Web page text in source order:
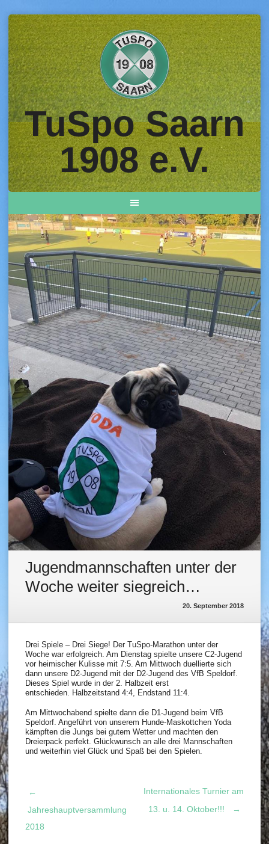
Skip
to
content
TuSpo Saarn
1908 e.V.
Jugendmannschaften unter der
Woche weiter siegreich…
20. September 2018
Drei Spiele – Drei Siege! Der TuSpo-Marathon unter der
Woche war erfolgreich. Am Dienstag spielte unsere C2-Jugend
vor heimischer Kulisse mit 7:5. Am Mittwoch duellierte sich
dann unsere D2-Jugend mit der D2-Jugend des VfB Speldorf.
Dieses Spiel wurde in der 2. Halbzeit erst
entschieden. Halbzeitstand 4:4, Endstand 11:4.
Am Mittwochabend spielte dann die D1-Jugend beim VfB
Speldorf. Angeführt von unserem Hunde-Maskottchen Yoda
kämpften die Jungs bei gutem Wetter und machten den
Dreierpack perfekt. Glückwunsch an alle drei Mannschaften
und weiterhin viel Glück und Spaß bei den Spielen.
Post
←
Jahreshauptversammlung
2018
Internationales Turnier am
13. u. 14. Oktober!!!
→